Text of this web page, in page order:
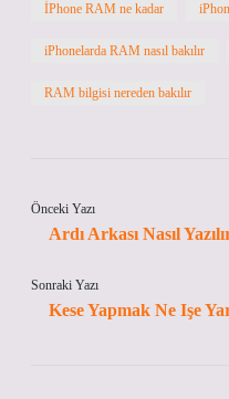
İPhone RAM ne kadar
iPhonelarda RAM nasıl bakılır
RAM bilgisi nereden bakılır
Önceki Yazı
Ardı Arkası Nasıl
Sonraki Yazı
Kese Yapmak Ne Işe